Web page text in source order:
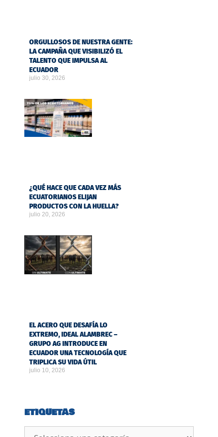
ORGULLOSOS DE NUESTRA GENTE:
LA CAMPAÑA QUE VISIBILIZÓ EL
TALENTO QUE IMPULSA AL
ECUADOR
julio 30, 2026
¿QUÉ HACE QUE CADA VEZ MÁS
ECUATORIANOS ELIJAN
PRODUCTOS CON LA HUELLA?
julio 20, 2026
EL ACERO QUE DESAFÍA LO
EXTREMO, IDEAL ALAMBREC –
GRUPO AG INTRODUCE EN
ECUADOR UNA TECNOLOGÍA QUE
TRIPLICA SU VIDA ÚTIL
julio 10, 2026
ETIQUETAS